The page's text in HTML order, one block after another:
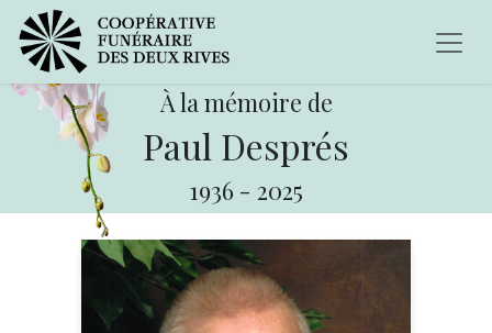
À la mémoire de
Paul Després
1936 - 2025